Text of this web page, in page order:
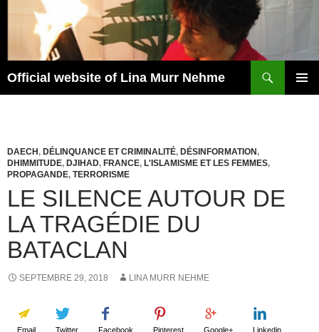
Official website of Lina Murr Nehme
DAECH , DÉLINQUANCE ET CRIMINALITÉ, DÉSINFORMATION ,
DHIMMITUDE, DJIHAD, FRANCE, L'ISLAMISME ET LES FEMMES,
PROPAGANDE, TERRORISME
LE SILENCE AUTOUR DE
LA TRAGÉDIE DU
BATACLAN
SEPTEMBRE 29, 2018 LINA MURR NEHME
Email Twitter Facebook Pinterest Google+ Linkedin